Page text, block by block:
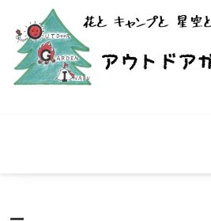
農地・遊休ビニールハウスを使った